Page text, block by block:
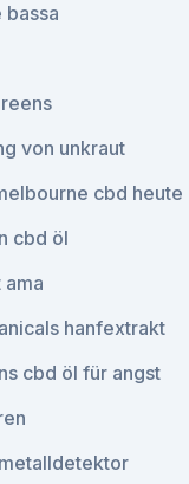
bassa
von unkraut
cbd heute
cbd öl
hanfextrakt
cbd öl für angst